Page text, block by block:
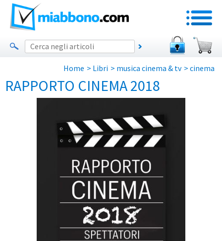
Home > Libri > musica cinema & tv > cinema
RAPPORTO CINEMA 2018